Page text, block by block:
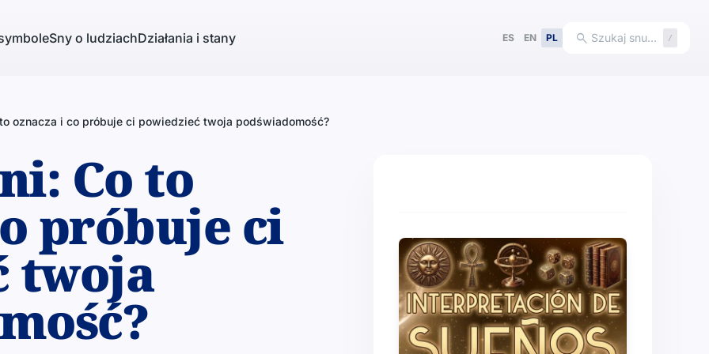
Sny o ludziachDziałania i stany ES EN PL search Szukaj snu… /
oznacza i co próbuje ci powiedzieć twoja podświadomość?
Co to
próbuje ci
twoja